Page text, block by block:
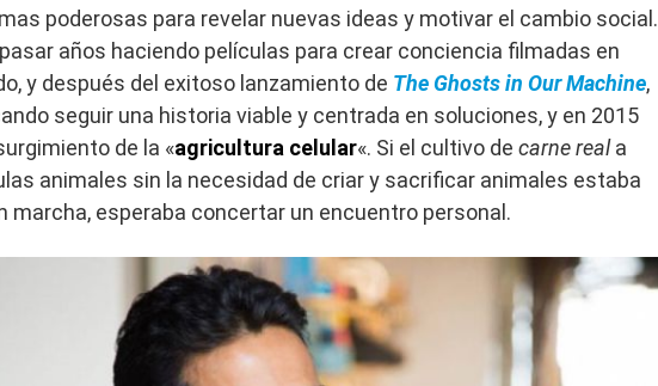
poderosas para revelar nuevas ideas y motivar el cambio social.
años haciendo películas para crear conciencia filmadas en
y después del exitoso lanzamiento de The Ghosts in Our Machine,
seguir una historia viable y centrada en soluciones, y en 2015
de la «agricultura celular«. Si el cultivo de carne reala
animales sin la necesidad de criar y sacrificar animales estaba
marcha, esperaba concertar un encuentro personal.